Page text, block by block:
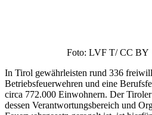
Mitglieder, die die Sicherheit der
Foto: LVF T/ CC BY
Impressum